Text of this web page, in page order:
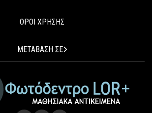
ΟΡΟΙ ΧΡΗΣΗΣ
ΜΕΤΑΒΑΣΗ ΣΕ